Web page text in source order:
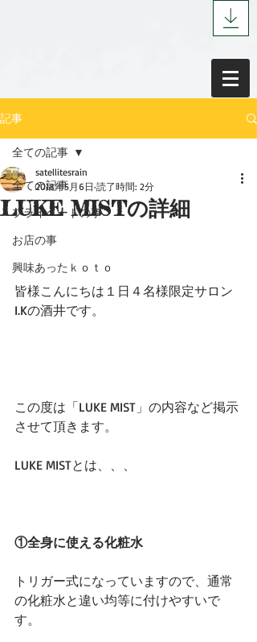
記事
全ての記事
プライベートの事
お店の事
興味あったｋｏｔｏ
全ての記事
LUKE MISTの詳細
satellitesrain
2018年5月6日 読了時間: 2分
皆様こんにちは１日４名様限定サロン
I.Kの酒井です。
この度は「LUKE MIST」の内容など掲示
させて頂きます。
LUKE MISTとは、、、
①全身に使える化粧水
トリガー式になっていますので、通常
の化粧水と違い均等に付けやすいで
す。